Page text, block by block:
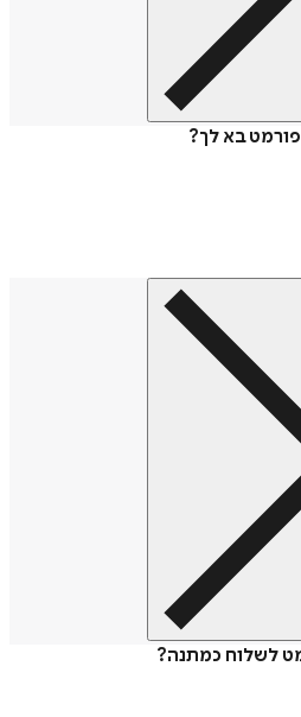
בא לך?
לשלוח כמתנה?